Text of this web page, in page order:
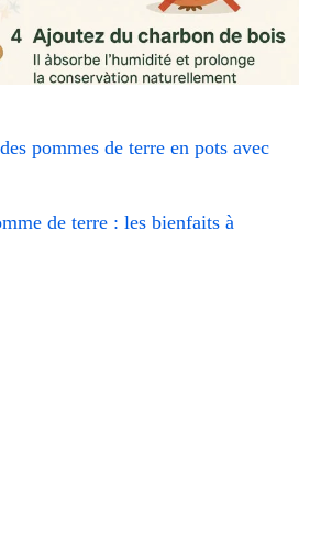
pommes de terre en pots avec
de terre : les bienfaits à